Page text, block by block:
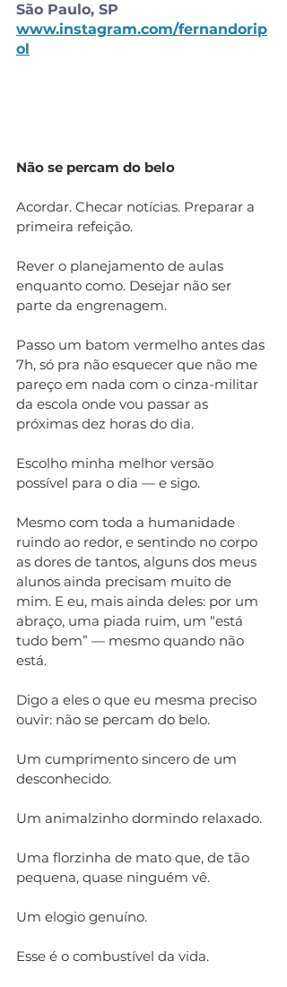
São Paulo, SP
www.instagram.com/fernandorip
ol
Não se percam do belo
Acordar. Checar notícias. Preparar a
primeira refeição.
Rever o planejamento de aulas
enquanto como. Desejar não ser
parte da engrenagem.
Passo um batom vermelho antes das
7h, só pra não esquecer que não me
pareço em nada com o cinza-militar
da escola onde vou passar as
próximas dez horas do dia.
Escolho minha melhor versão
possível para o dia — e sigo.
Mesmo com toda a humanidade
ruindo ao redor, e sentindo no corpo
as dores de tantos, alguns dos meus
alunos ainda precisam muito de
mim. E eu, mais ainda deles: por um
abraço, uma piada ruim, um “está
tudo bem” — mesmo quando não
está.
Digo a eles o que eu mesma preciso
ouvir: não se percam do belo.
Um cumprimento sincero de um
desconhecido.
Um animalzinho dormindo relaxado.
Uma florzinha de mato que, de tão
pequena, quase ninguém vê.
Um elogio genuíno.
Esse é o combustível da vida.